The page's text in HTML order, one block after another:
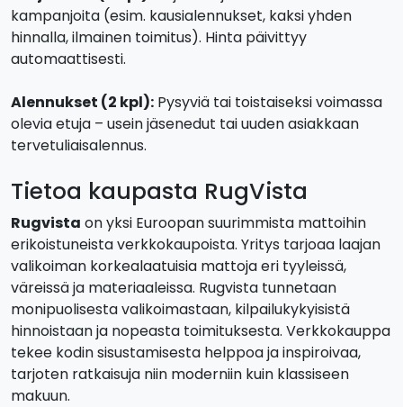
kampanjoita (esim. kausialennukset, kaksi yhden
hinnalla, ilmainen toimitus). Hinta päivittyy
automaattisesti.
Alennukset (2 kpl): Pysyviä tai toistaiseksi voimassa
olevia etuja – usein jäsenedut tai uuden asiakkaan
tervetuliaisalennus.
Tietoa kaupasta RugVista
Rugvista on yksi Euroopan suurimmista mattoihin
erikoistuneista verkkokaupoista. Yritys tarjoaa laajan
valikoiman korkealaatuisia mattoja eri tyyleissä,
väreissä ja materiaaleissa. Rugvista tunnetaan
monipuolisesta valikoimastaan, kilpailukykyisistä
hinnoistaan ja nopeasta toimituksesta. Verkkokauppa
tekee kodin sisustamisesta helppoa ja inspiroivaa,
tarjoten ratkaisuja niin moderniin kuin klassiseen
makuun.